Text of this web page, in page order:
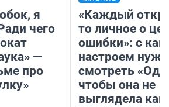
я
чего
—
про
«Каждый
то личное о
ошибки»: с
настроем
смотреть
чтобы она не
выглядела как